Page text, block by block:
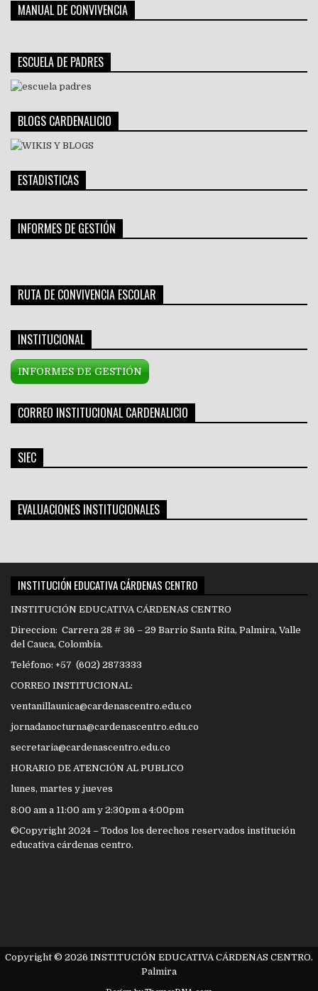
MANUAL DE CONVIVENCIA
ESCUELA DE PADRES
BLOGS CARDENALICIO
ESTADISTICAS
INFORMES DE GESTIÓN
RUTA DE CONVIVENCIA ESCOLAR
INSTITUCIONAL
INFORMES DE GESTIÓN
CORREO INSTITUCIONAL CARDENALICIO
SIEC
EVALUACIONES INSTITUCIONALES
INSTITUCIÓN EDUCATIVA CÁRDENAS CENTRO
INSTITUCIÓN EDUCATIVA CÁRDENAS CENTRO
Direccion: Carrera 28 # 36 – 29 Barrio Santa Rita, Palmira, Valle
del Cauca, Colombia.
Teléfono: +57 (602) 2873333
CORREO INSTITUCIONAL:
ventanillaunica@cardenascentro.edu.co
jornadanocturna@cardenascentro.edu.co
secretaria@cardenascentro.edu.co
HORARIO DE ATENCIÓN AL PUBLICO
lunes, martes y jueves
8:00 am a 11:00 am y 2:30pm a 4:00pm
©Copyright 2024 – Todos los derechos reservados institución
educativa cárdenas centro.
Copyright © 2026 INSTITUCIÓN EDUCATIVA CÁRDENAS CENTRO.
Palmira